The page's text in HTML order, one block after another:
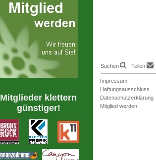
Mitglieder klettern
günstiger!
Suchen Teilen
Impressum
Haftungsausschluss
Datenschutzerklärung
Mitglied werden